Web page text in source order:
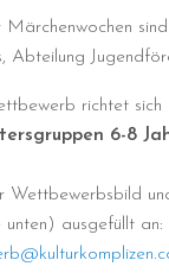
Märchenwochen
Abteilung
richtet sich
6-8
Wettbewerbsbild
ausgefüllt an: